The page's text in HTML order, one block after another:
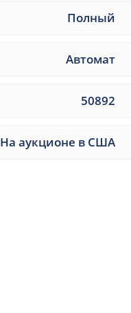
Полный
Автомат
50892
На аукционе в США